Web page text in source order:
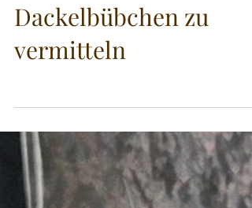
Dackelbübchen zu
vermitteln